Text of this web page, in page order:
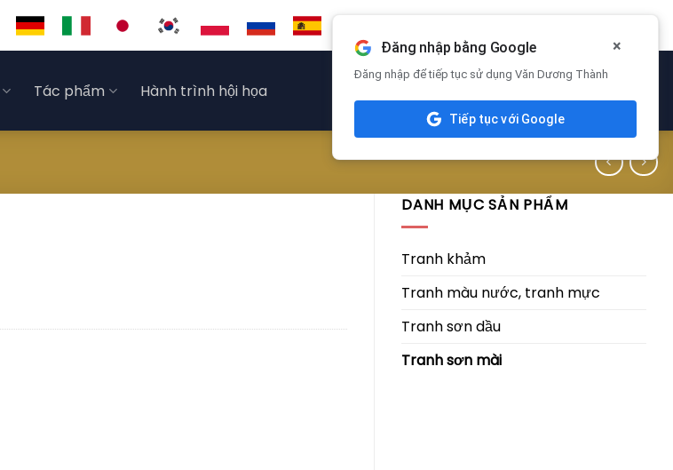
Tác phẩm Hành trình hội họa
DANH MỤC SẢN PHẨM
Tranh khảm
Tranh màu nước, tranh mực
Tranh sơn dầu
Tranh sơn mài
×
Đăng nhập bằng Google
Đăng nhập để tiếp tục sử dụng Văn Dương Thành
Tiếp tục với Google